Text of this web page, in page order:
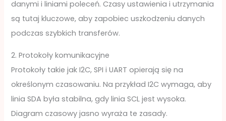
danymi i liniami poleceń. Czasy ustawienia i utrzymania
są tutaj kluczowe, aby zapobiec uszkodzeniu danych
podczas szybkich transferów.
2. Protokoły komunikacyjne
Protokoły takie jak I2C, SPI i UART opierają się na
określonym czasowaniu. Na przykład I2C wymaga, aby
linia SDA była stabilna, gdy linia SCL jest wysoka.
Diagram czasowy jasno wyraża te zasady.